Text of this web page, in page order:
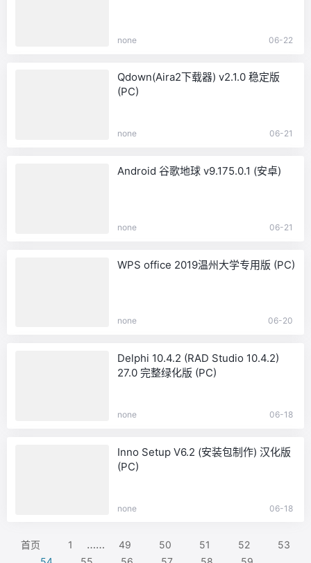
none 06-22
Qdown(Aira2下载器) v2.1.0 稳定版
(PC)
none 06-21
Android 谷歌地球 v9.175.0.1 (安卓)
none 06-21
WPS office 2019温州大学专用版 (PC)
none 06-20
Delphi 10.4.2 (RAD Studio 10.4.2)
27.0 完整绿化版 (PC)
none 06-18
Inno Setup V6.2 (安装包制作) 汉化版
(PC)
none 06-18
首页 1 …… 49 50 51 52
53